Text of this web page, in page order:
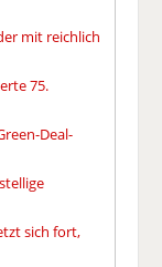
mit reichlich
75.
Deal-
sich fort,